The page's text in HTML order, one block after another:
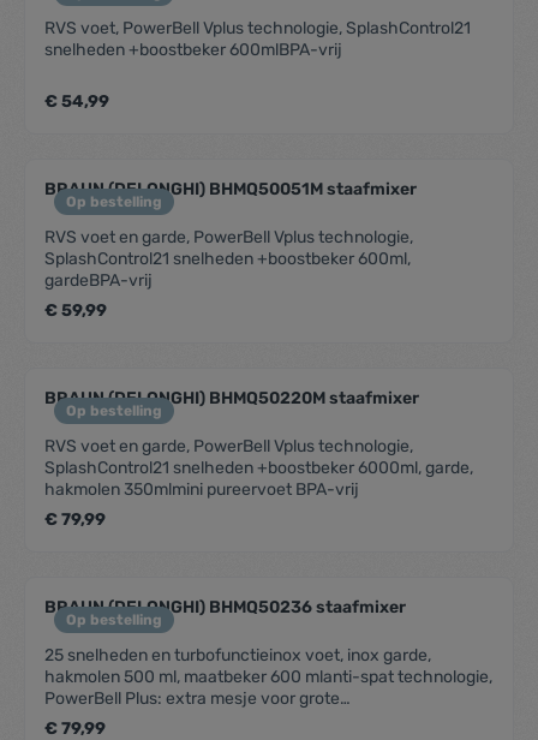
mixen.Gemakkelijk extra lang snoerUitgerust met extra
lang snoer voor extra vrijheid tijdens het gebruik.
RVS voet, PowerBell Vplus technologie, SplashControl21
snelheden +boostbeker 600mlBPA-vrij
€ 54,99
Op bestelling
BRAUN (DELONGHI) BHMQ50051M staafmixer
RVS voet en garde, PowerBell Vplus technologie,
SplashControl21 snelheden +boostbeker 600ml,
gardeBPA-vrij
€ 59,99
Op bestelling
BRAUN (DELONGHI) BHMQ50220M staafmixer
RVS voet en garde, PowerBell Vplus technologie,
SplashControl21 snelheden +boostbeker 6000ml, garde,
hakmolen 350mlmini pureervoet BPA-vrij
€ 79,99
Op bestelling
BRAUN (DELONGHI) BHMQ50236 staafmixer
25 snelheden en turbofunctieinox voet, inox garde,
hakmolen 500 ml, maatbeker 600 mlanti-spat technologie,
PowerBell Plus: extra mesje voor grote
stukkenvaatwasbestendig
€ 79,99